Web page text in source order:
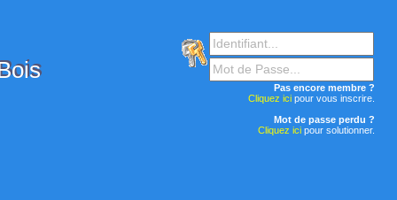
Pas encore membre ?
Cliquez icipour vous inscrire.
Mot de passe perdu ?
Cliquez icipour solutionner.